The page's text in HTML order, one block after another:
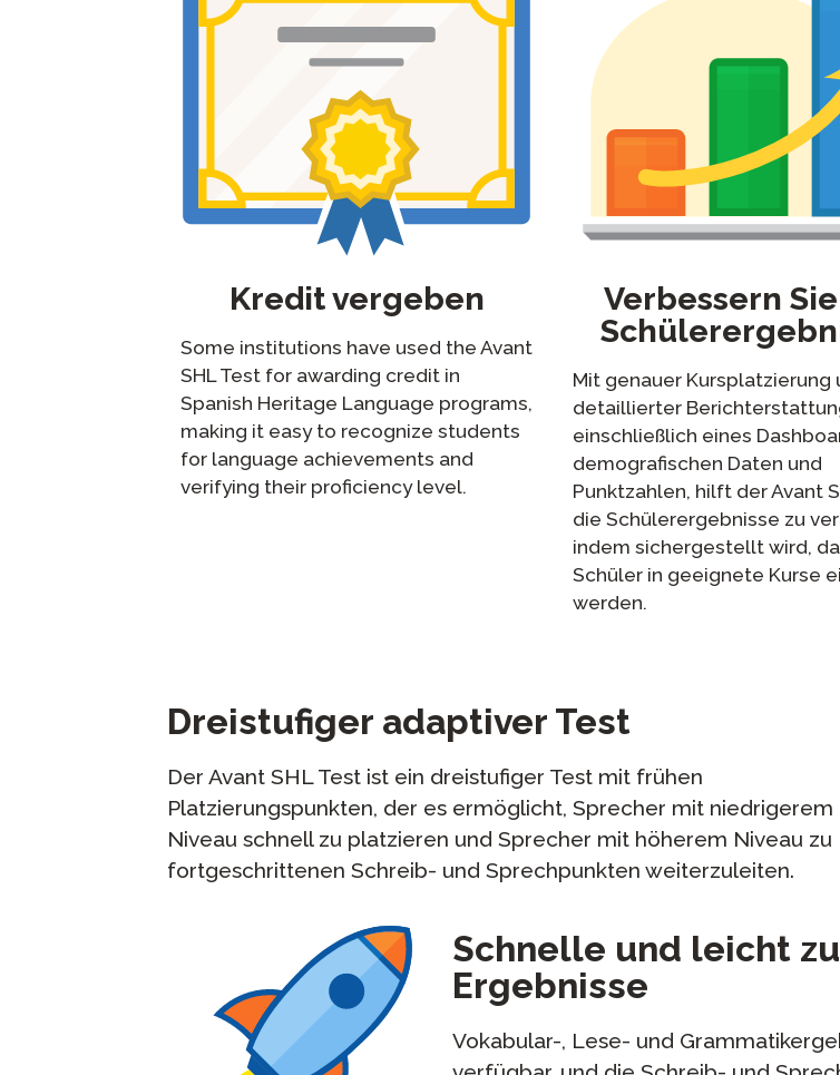
Kredit vergeben
Some institutions have used the Avant
SHL Test for awarding credit in
Spanish Heritage Language programs,
making it easy to recognize students
for language achievements and
verifying their proficiency level.
Verbessern
Mit genauer Kursplatzierung
detaillierter
einschließlich eines
demografischen Daten und
Punktzahlen, hilft der Avant
die Schülerergebnisse zu
indem sichergestellt wird,
Schüler in geeignete Kurse
werden.
Dreistufiger adaptiver Test
Der Avant SHL Test ist ein dreistufiger Test mit frühen
Platzierungspunkten, der es ermöglicht, Sprecher mit niedrigerem
Niveau schnell zu platzieren und Sprecher mit höherem Niveau zu
fortgeschrittenen Schreib- und Sprechpunkten weiterzuleiten.
Schnelle und leicht
Ergebnisse
Vokabular-, Lese- und